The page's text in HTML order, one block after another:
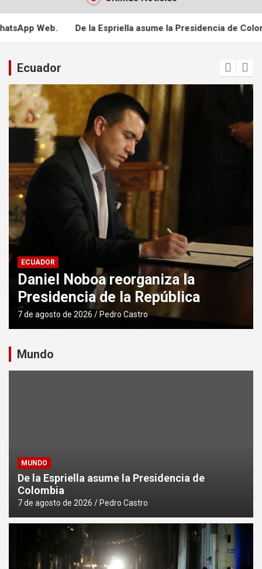
la Espriella asume la Presidencia de Colombia Policía
Ecuador
ECUADOR
Banco Mundial dona USD 3,5
millones a Ecuador
6 de agosto de 2026 Pedro Castro
Mundo
MUNDO
De la Espriella asume la Presidencia de
Colombia
7 de agosto de 2026 Pedro Castro